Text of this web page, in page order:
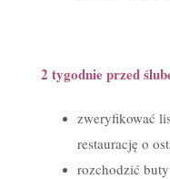
2 tygodnie przed
zweryfikować
restaurację o
rozchodzić buty